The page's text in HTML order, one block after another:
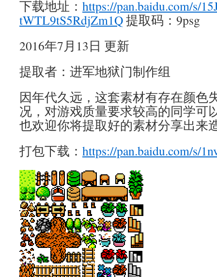
下载地址： https://pan.baidu.com/s/
tWTL9tS5RdjZm1Q提取码：9psg
2016年7月13日 更新
提取者：进军地狱门制作组
因年代久远，这套素材有存在颜色
况，对游戏质量要求较高的同学可
也欢迎你将提取好的素材分享出来
打包下载： https://pan.baidu.com/s/